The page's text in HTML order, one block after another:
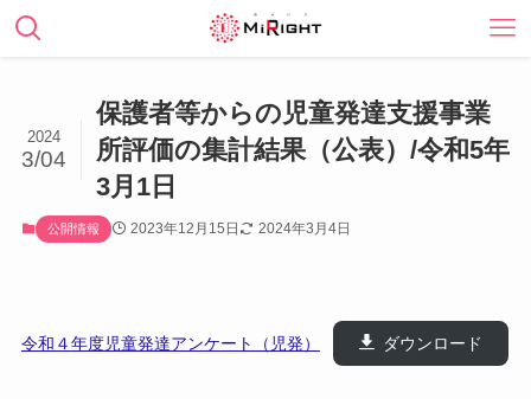
保護者等からの児童発達支援事業
所評価の集計結果（公表）/令和5年
3月1日
2024
3/04
公開情報 2023年12月15日 2024年3月4日
令和４年度児童発達アンケート（児発） ダウンロード